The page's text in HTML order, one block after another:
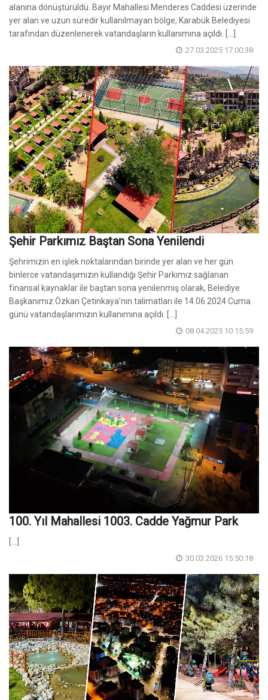
alanına dönüştürüldü. Bayır Mahallesi Menderes Caddesi üzerinde
yer alan ve uzun süredir kullanılmayan bölge, Karabük Belediyesi
tarafından düzenlenerek vatandaşların kullanımına açıldı. [...]
27.03.2025 17:00:38
Şehir Parkımız Baştan Sona Yenilendi
Şehrimizin en işlek noktalarından birinde yer alan ve her gün
binlerce vatandaşımızın kullandığı Şehir Parkımız sağlanan
finansal kaynaklar ile baştan sona yenilenmiş olarak, Belediye
Başkanımız Özkan Çetinkaya’nın talimatları ile 14.06.2024 Cuma
günü vatandaşlarımızın kullanımına açıldı. [...]
08.04.2025 10:15:59
100. Yıl Mahallesi 1003. Cadde Yağmur Park
30.03.2026 15:50:18